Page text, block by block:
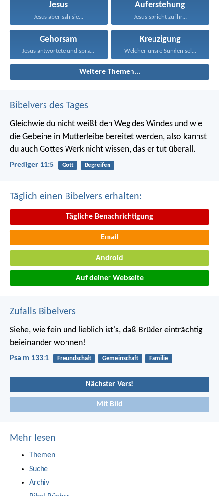
Jesus
Jesus aber sah sie...
Auferstehung
Jesus spricht zu ihr...
Gehorsam
Jesus antwortete und sprach...
Kreuzigung
Welcher unsre Sünden selbst...
Weitere Themen...
Bibelvers des Tages
Gleichwie du nicht weißt den Weg des Windes und wie
die Gebeine in Mutterleibe bereitet werden, also kannst
du auch Gottes Werk nicht wissen, das er tut überall.
Prediger 11:5 Gott Begreifen
Täglich einen Bibelvers erhalten:
Tägliche Benachrichtigung
Email
Android
Auf deiner Webseite
Zufalls Bibelvers
Siehe, wie fein und lieblich ist's, daß Brüder einträchtig
beieinander wohnen!
Psalm 133:1 Freundschaft Gemeinschaft Familie
Nächster Vers!
Mit Bild
Mehr lesen
Themen
Suche
Archiv